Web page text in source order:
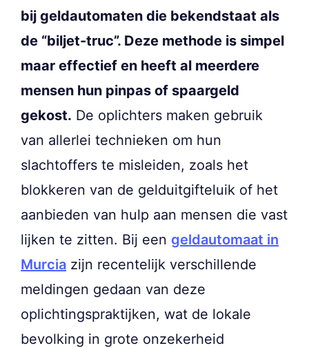
bij geldautomaten die bekendstaat als
de “biljet-truc”. Deze methode is simpel
maar effectief en heeft al meerdere
mensen hun pinpas of spaargeld
gekost. De oplichters maken gebruik
van allerlei technieken om hun
slachtoffers te misleiden, zoals het
blokkeren van de gelduitgifteluik of het
aanbieden van hulp aan mensen die vast
lijken te zitten. Bij een geldautomaat in
Murcia zijn recentelijk verschillende
meldingen gedaan van deze
oplichtingspraktijken, wat de lokale
bevolking in grote onzekerheid